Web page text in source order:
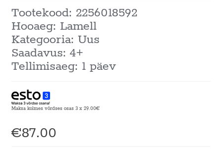
Tootekood: 2256018592
Hooaeg: Lamell
Kategooria: Uus
Saadavus: 4+
Tellimisaeg: 1 päev
Maksa kolmes võrdses osas 3 x 29.00€
€87.00